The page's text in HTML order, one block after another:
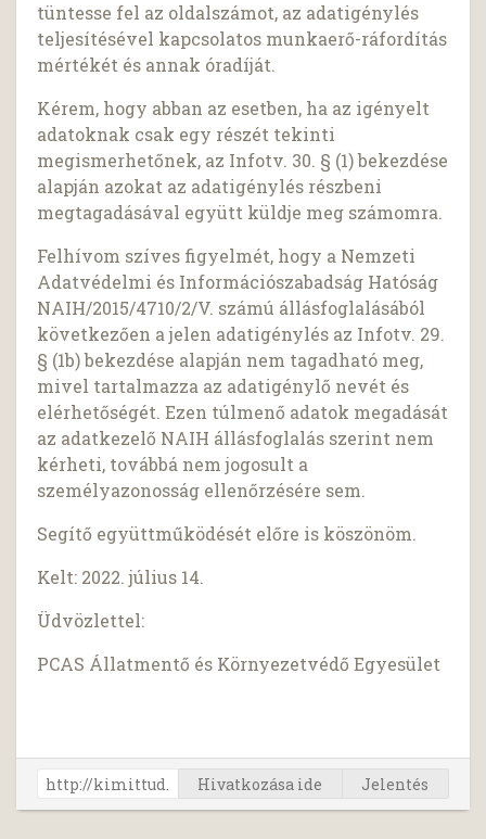
tüntesse fel az oldalszámot, az adatigénylés
teljesítésével kapcsolatos munkaerő-ráfordítás
mértékét és annak óradíját.
Kérem, hogy abban az esetben, ha az igényelt
adatoknak csak egy részét tekinti
megismerhetőnek, az Infotv. 30. § (1) bekezdése
alapján azokat az adatigénylés részbeni
megtagadásával együtt küldje meg számomra.
Felhívom szíves figyelmét, hogy a Nemzeti
Adatvédelmi és Információszabadság Hatóság
NAIH/2015/4710/2/V. számú állásfoglalásából
következően a jelen adatigénylés az Infotv. 29.
§ (1b) bekezdése alapján nem tagadható meg,
mivel tartalmazza az adatigénylő nevét és
elérhetőségét. Ezen túlmenő adatok megadását
az adatkezelő NAIH állásfoglalás szerint nem
kérheti, továbbá nem jogosult a
személyazonosság ellenőrzésére sem.
Segítő együttműködését előre is köszönöm.
Kelt: 2022. július 14.
Üdvözlettel:
PCAS Állatmentő és Környezetvédő Egyesület
Hivatkozása ide Jelentés